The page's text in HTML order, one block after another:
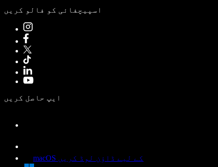
اسپیچفائی کو فالو کریں
ایپ حاصل کریں
macOS کے لیے ڈاؤن لوڈ کریں